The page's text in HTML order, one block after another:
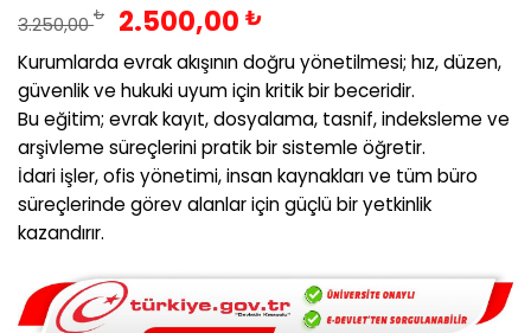
3.250,00₺ Orijinal
fiyat:
3.250,00 ₺.
2.500,00 ₺Şu
andaki
fiyat:
2.500,00 ₺.
Kurumlarda evrak akışının doğru yönetilmesi; hız, düzen,
güvenlik ve hukuki uyum için kritik bir beceridir.
Bu eğitim; evrak kayıt, dosyalama, tasnif, indeksleme ve
arşivleme süreçlerini pratik bir sistemle öğretir.
İdari işler, ofis yönetimi, insan kaynakları ve tüm büro
süreçlerinde görev alanlar için güçlü bir yetkinlik
kazandırır.